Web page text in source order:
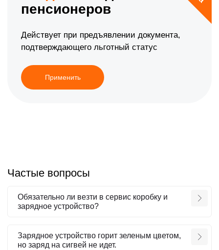
пенсионеров
Действует при предъявлении документа,
подтверждающего льготный статус
Применить
Частые вопросы
Обязательно ли везти в сервис коробку и
зарядное устройство?
Зарядное устройство горит зеленым цветом,
но заряд на сигвей не идет.